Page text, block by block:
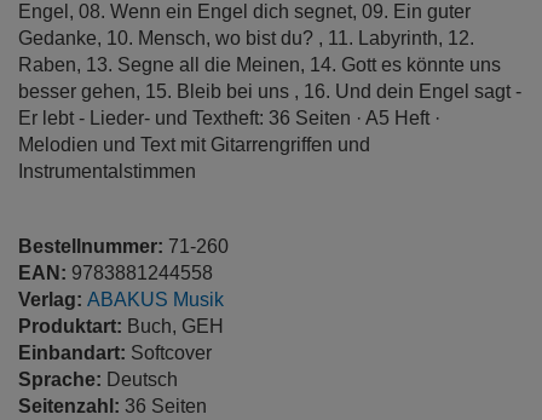
Engel, 08. Wenn ein Engel dich segnet, 09. Ein guter
Gedanke, 10. Mensch, wo bist du? , 11. Labyrinth, 12.
Raben, 13. Segne all die Meinen, 14. Gott es könnte uns
besser gehen, 15. Bleib bei uns , 16. Und dein Engel sagt -
Er lebt - Lieder- und Textheft: 36 Seiten · A5 Heft ·
Melodien und Text mit Gitarrengriffen und
Instrumentalstimmen
Bestellnummer: 71-260
EAN: 9783881244558
Verlag: ABAKUS Musik
Produktart: Buch, GEH
Einbandart: Softcover
Sprache: Deutsch
Seitenzahl: 36 Seiten